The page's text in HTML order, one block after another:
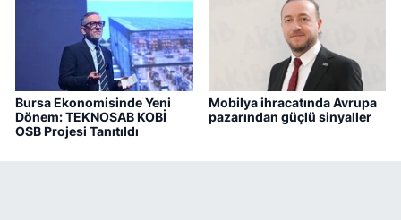
Bursa Ekonomisinde Yeni
Dönem: TEKNOSAB KOBİ
OSB Projesi Tanıtıldı
Mobilya ihracatında Avrupa
pazarından güçlü sinyaller